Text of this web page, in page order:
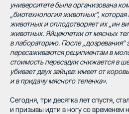
университете была организована
„биотехнология животных“,
животных и оплодотворяет их „ин
животных. Яйцеклетки от мясных
в лабораторию. После
пересаживаются реципиентам в
стоимость пересадки снижается в
убивает двух зайцев: имеет от
и в придачу мясного теленка».
Сегодня, три десятка лет спустя,
и призывы идти в ногу со временем